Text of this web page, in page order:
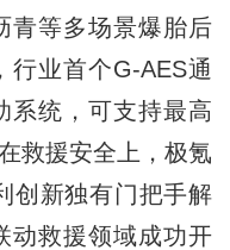
青等多场景爆胎后
行业首个G-AES通
系统，可支持最高
救援安全上，极氪
创新独有门把手解
动救援领域成功开